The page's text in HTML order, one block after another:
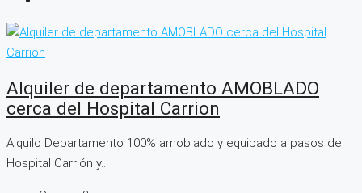
Alquiler de departamento AMOBLADO
cerca del Hospital Carrion
Alquilo Departamento 100% amoblado y equipado a pasos del
Hospital Carrión y...